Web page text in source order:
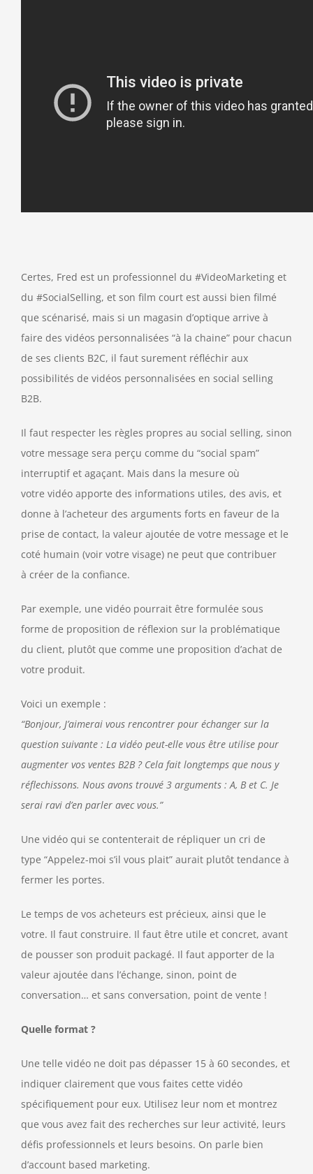
Certes, Fred est un professionnel du #VideoMarketing et
du #SocialSelling, et son film court est aussi bien filmé
que scénarisé, mais si un magasin d’optique arrive à
faire des vidéos personnalisées “à la chaine” pour chacun
de ses clients B2C, il faut surement réfléchir aux
possibilités de vidéos personnalisées en social selling
B2B.
Il faut respecter les règles propres au social selling, sinon
votre message sera perçu comme du “social spam”
interruptif et agaçant. Mais dans la mesure où
votre vidéo apporte des informations utiles, des avis, et
donne à l’acheteur des arguments forts en faveur de la
prise de contact, la valeur ajoutée de votre message et le
coté humain (voir votre visage) ne peut que contribuer
à créer de la confiance.
Par exemple, une vidéo pourrait être formulée sous
forme de proposition de réflexion sur la problématique
du client, plutôt que comme une proposition d’achat de
votre produit.
Voici un exemple :
“Bonjour, J’aimerai vous rencontrer pour échanger sur la
question suivante : La vidéo peut-elle vous être utilise pour
augmenter vos ventes B2B ? Cela fait longtemps que nous y
réflechissons. Nous avons trouvé 3 arguments : A, B et C. Je
serai ravi d’en parler avec vous.”
Une vidéo qui se contenterait de répliquer un cri de
type “Appelez-moi s’il vous plait” aurait plutôt tendance à
fermer les portes.
Le temps de vos acheteurs est précieux, ainsi que le
votre. Il faut construire. Il faut être utile et concret, avant
de pousser son produit packagé. Il faut apporter de la
valeur ajoutée dans l’échange, sinon, point de
conversation… et sans conversation, point de vente !
Quelle format ?
Une telle vidéo ne doit pas dépasser 15 à 60 secondes, et
indiquer clairement que vous faites cette vidéo
spécifiquement pour eux. Utilisez leur nom et montrez
que vous avez fait des recherches sur leur activité, leurs
défis professionnels et leurs besoins. On parle bien
d’account based marketing.